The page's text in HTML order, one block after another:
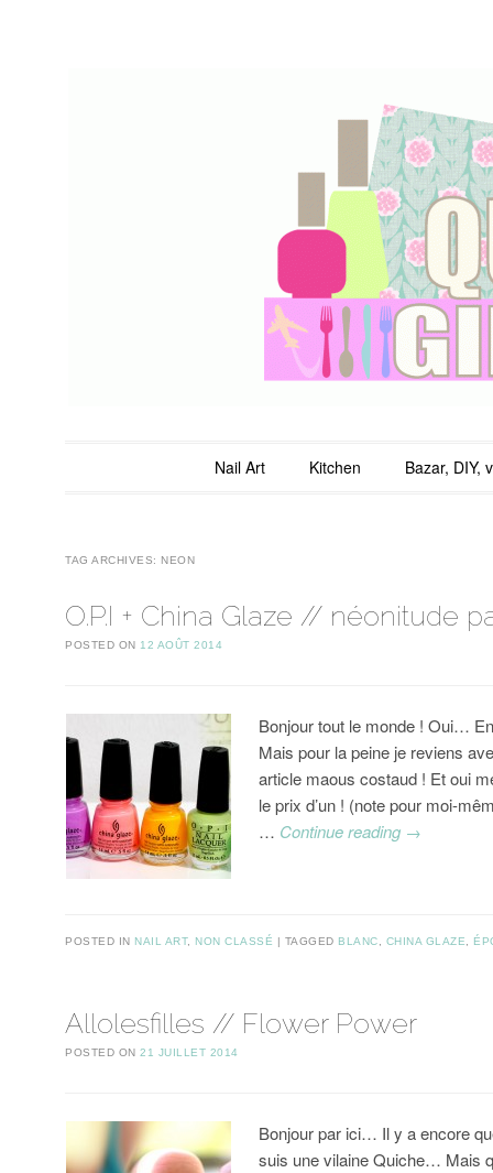
QuicheGirl
Nail Art Kitchen Bazar, DIY,
TAG ARCHIVES: NEON
O.P.I + China Glaze // néonitude
POSTED ON 12 AOÛT 2014
Bonjour tout le monde ! Oui…
Mais pour la peine je reviens
article maous costaud ! Et oui
le prix d’un ! (note pour moi-
… Continue reading →
POSTED IN NAIL ART, NON CLASSÉ TAGGED BLANC CHINA GLAZE
Allolesfilles // Flower Power
POSTED ON21 JUILLET 2014
Bonjour par ici… Il y a encore
suis une vilaine Quiche… Mais